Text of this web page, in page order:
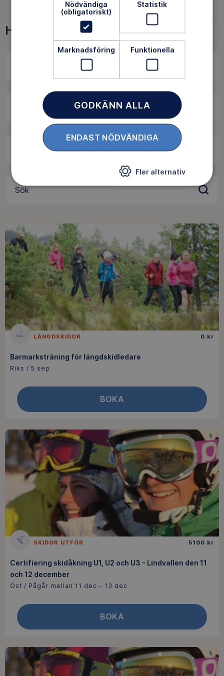
Hitta äventyr
Sök
LÄNGDSKIDOR 0 kr
Barmarksträning för längdskidledare
Riks / 5 sep
BOKA
SKIDOR UTFÖR 5100 kr
Certifiering skidåkning U1, U2 och U3 - Lindvallen den 11
och 12 december
Öst / Pågår mellan 11 dec - 13 dec
BOKA
Nödvändiga
(obligatoriskt)
Statistik
Marknadsföring Funktionella
GODKÄNN ALLA
ENDAST NÖDVÄNDIGA
Fler alternativ